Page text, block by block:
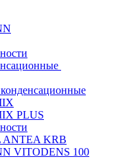
PLUS
ANTEA KRB
VITODENS 100